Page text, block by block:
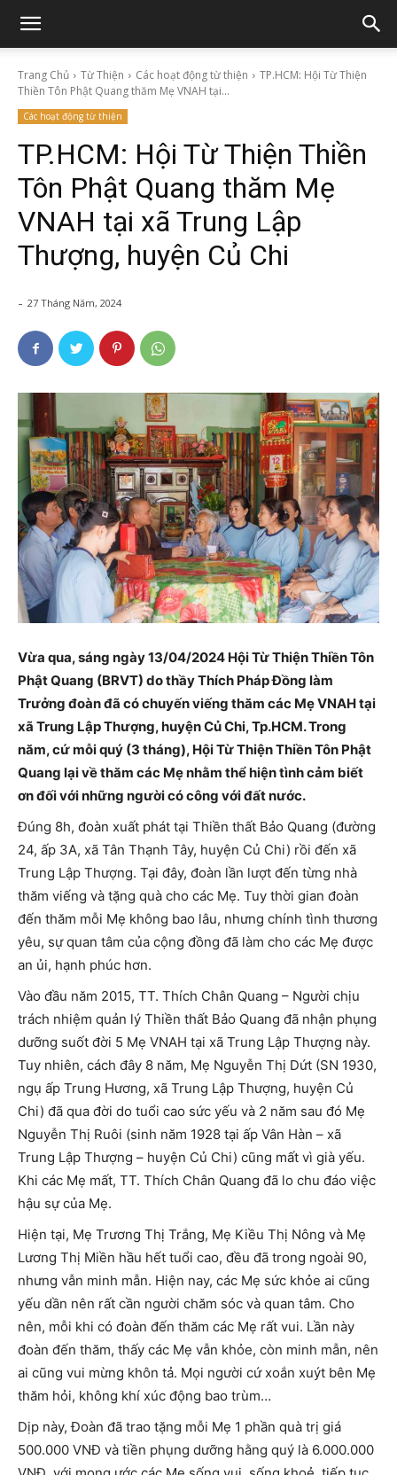
Trang Chủ Từ Thiện Các hoạt động từ thiện
TP.HCM: Hội Từ Thiện
Thiền Tôn Phật Quang thăm Mẹ VNAH tại...
Các hoạt động từ thiện
TP.HCM: Hội Từ Thiện Thiền
Tôn Phật Quang thăm Mẹ
VNAH tại xã Trung Lập
Thượng, huyện Củ Chi
- 27 Tháng Năm, 2024
Vừa qua, sáng ngày 13/04/2024 Hội Từ Thiện Thiền Tôn
Phật Quang (BRVT) do thầy Thích Pháp Đồng làm
Trưởng đoàn đã có chuyến viếng thăm các Mẹ VNAH tại
xã Trung Lập Thượng, huyện Củ Chi, Tp.HCM. Trong
năm, cứ mỗi quý (3 tháng), Hội Từ Thiện Thiền Tôn Phật
Quang lại về thăm các Mẹ nhằm thể hiện tình cảm biết
ơn đối với những người có công với đất nước.
Đúng 8h, đoàn xuất phát tại Thiền thất Bảo Quang (đường
24, ấp 3A, xã Tân Thạnh Tây, huyện Củ Chi) rồi đến xã
Trung Lập Thượng. Tại đây, đoàn lần lượt đến từng nhà
thăm viếng và tặng quà cho các Mẹ. Tuy thời gian đoàn
đến thăm mỗi Mẹ không bao lâu, nhưng chính tình thương
yêu, sự quan tâm của cộng đồng đã làm cho các Mẹ được
an ủi, hạnh phúc hơn.
Vào đầu năm 2015, TT. Thích Chân Quang – Người chịu
trách nhiệm quản lý Thiền thất Bảo Quang đã nhận phụng
dưỡng suốt đời 5 Mẹ VNAH tại xã Trung Lập Thượng này.
Tuy nhiên, cách đây 8 năm, Mẹ Nguyễn Thị Dứt (SN 1930,
ngụ ấp Trung Hương, xã Trung Lập Thượng, huyện Củ
Chi) đã qua đời do tuổi cao sức yếu và 2 năm sau đó Mẹ
Nguyễn Thị Ruôi (sinh năm 1928 tại ấp Vân Hàn – xã
Trung Lập Thượng – huyện Củ Chi) cũng mất vì già yếu.
Khi các Mẹ mất, TT. Thích Chân Quang đã lo chu đáo việc
hậu sự của Mẹ.
Hiện tại, Mẹ Trương Thị Trắng, Mẹ Kiều Thị Nông và Mẹ
Lương Thị Miền hầu hết tuổi cao, đều đã trong ngoài 90,
nhưng vẫn minh mẫn. Hiện nay, các Mẹ sức khỏe ai cũng
yếu dần nên rất cần người chăm sóc và quan tâm. Cho
nên, mỗi khi có đoàn đến thăm các Mẹ rất vui. Lần này
đoàn đến thăm, thấy các Mẹ vẫn khỏe, còn minh mẫn, nên
ai cũng vui mừng khôn tả. Mọi người cứ xoắn xuýt bên Mẹ
thăm hỏi, không khí xúc động bao trùm…
Dịp này, Đoàn đã trao tặng mỗi Mẹ 1 phần quà trị giá
500.000 VNĐ và tiền phụng dưỡng hằng quý là 6.000.000